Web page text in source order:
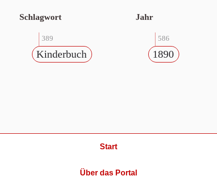
Schlagwort
389
Kinderbuch
Jahr
586
1890
Start
Über das Portal